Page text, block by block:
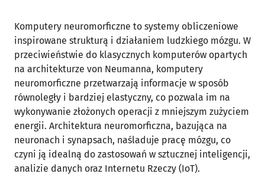
Komputery neuromorficzne to systemy obliczeniowe
inspirowane strukturą i działaniem ludzkiego mózgu. W
przeciwieństwie do klasycznych komputerów opartych
na architekturze von Neumanna, komputery
neuromorficzne przetwarzają informacje w sposób
równoległy i bardziej elastyczny, co pozwala im na
wykonywanie złożonych operacji z mniejszym zużyciem
energii. Architektura neuromorficzna, bazująca na
neuronach i synapsach, naśladuje pracę mózgu, co
czyni ją idealną do zastosowań w sztucznej inteligencji,
analizie danych oraz Internetu Rzeczy (IoT).